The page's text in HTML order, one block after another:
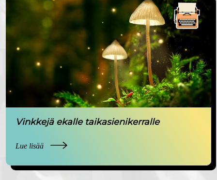
Vinkkejä ekalle taikasienikerralle
Lue lisää